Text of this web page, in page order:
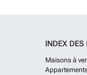
INDEX DES
Maisons à